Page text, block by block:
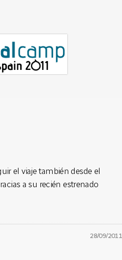
el viaje también desde el
a su recién estrenado
28/09/2011